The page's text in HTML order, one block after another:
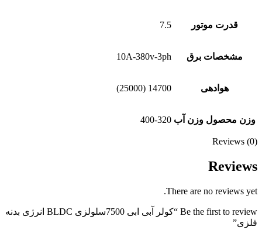
قدرت موتور 7.5
مشخصات برق 10A-380v-3ph
هوادهی 14700 (25000)
وزن محصول وزن آب 400-320
Reviews (0)
Reviews
There are no reviews yet.
Be the first to review “کولر آبی ابی 7500سلولزی BLDC انرژی بدنه
فلزی”